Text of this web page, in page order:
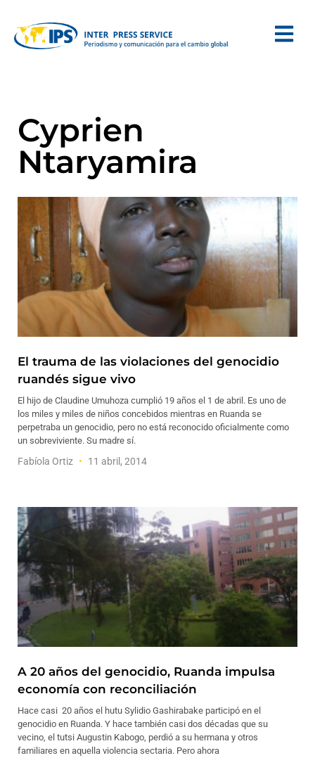
Cyprien
Ntaryamira
El trauma de las violaciones del genocidio
ruandés sigue vivo
El hijo de Claudine Umuhoza cumplió 19 años el 1 de abril. Es uno de
los miles y miles de niños concebidos mientras en Ruanda se
perpetraba un genocidio, pero no está reconocido oficialmente como
un sobreviviente. Su madre sí.
Fabíola Ortiz 11 abril, 2014
A 20 años del genocidio, Ruanda impulsa
economía con reconciliación
Hace casi 20 años el hutu Sylidio Gashirabake participó en el
genocidio en Ruanda. Y hace también casi dos décadas que su
vecino, el tutsi Augustin Kabogo, perdió a su hermana y otros
familiares en aquella violencia sectaria. Pero ahora